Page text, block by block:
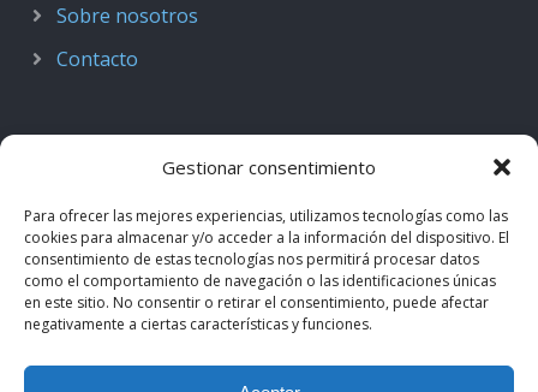
Gestionar consentimiento
Para ofrecer las mejores experiencias, utilizamos tecnologías como las
cookies para almacenar y/o acceder a la información del dispositivo. El
consentimiento de estas tecnologías nos permitirá procesar datos
como el comportamiento de navegación o las identificaciones únicas
en este sitio. No consentir o retirar el consentimiento, puede afectar
negativamente a ciertas características y funciones.
Sobre nosotros
Contacto
Podcast de Medicina · by casiMedicos